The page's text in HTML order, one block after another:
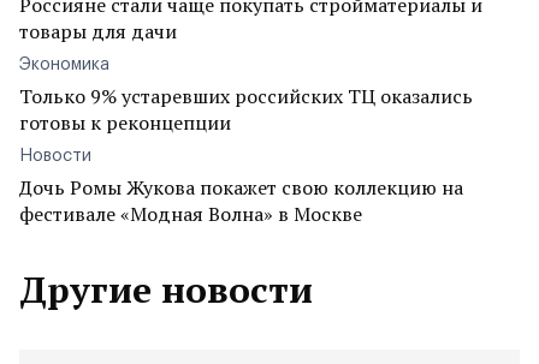
товары для дачи
Экономика
Только 9% устаревших российских ТЦ оказались
готовы к реконцепции
Новости
Дочь Ромы Жукова покажет свою коллекцию на
фестивале «Модная Волна» в Москве
Другие новости